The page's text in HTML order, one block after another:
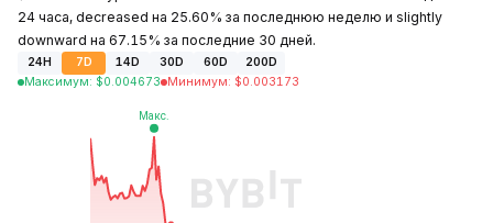
24 часа, decreased на 25.60% за последнюю неделю и slightly
downward на 67.15% за последние 30 дней.
24H 7D 14D 30D 60D
200D
Максимум: $0.004673 Минимум: $0.003173